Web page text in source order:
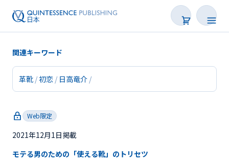
新着
関連キーワード
革靴 初恋 日高竜介
Web限定
2021年12月1日掲載
モテる男のための「使える靴」のトリセツ